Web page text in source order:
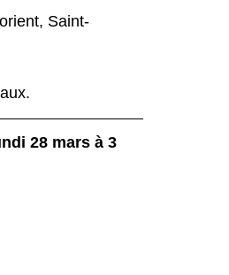
Saint-
28 mars à 3